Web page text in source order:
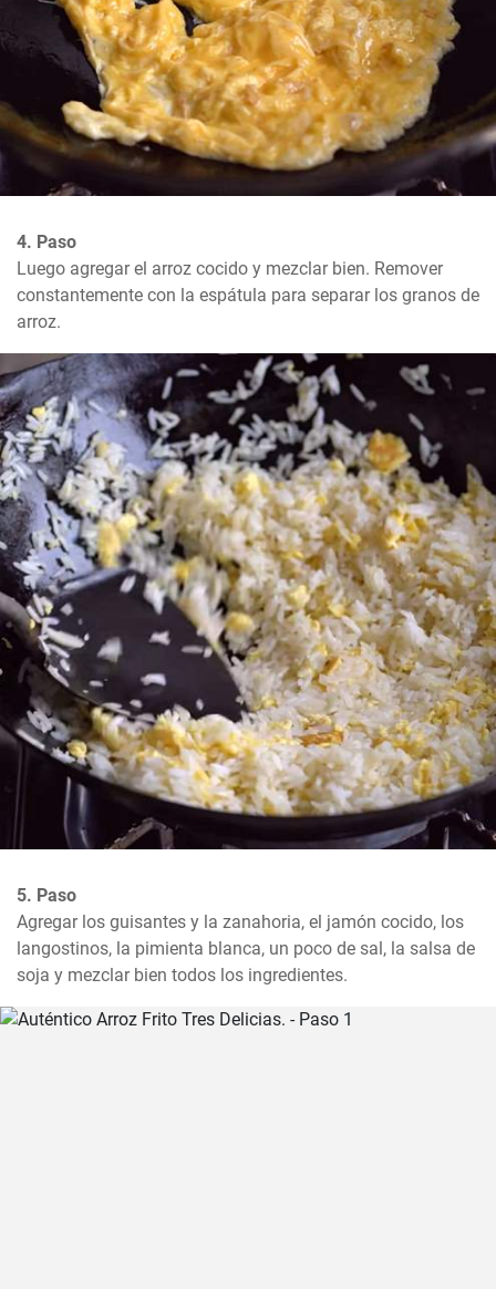
4. Paso
Luego agregar el arroz cocido y mezclar bien. Remover
constantemente con la espátula para separar los granos de
arroz.
5. Paso
Agregar los guisantes y la zanahoria, el jamón cocido, los
langostinos, la pimienta blanca, un poco de sal, la salsa de
soja y mezclar bien todos los ingredientes.